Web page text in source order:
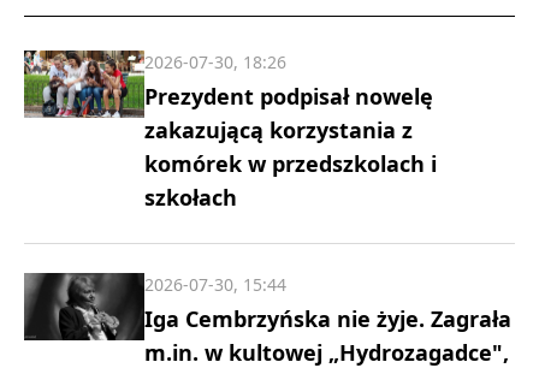
Prezydent podpisał nowelę
zakazującą korzystania z
komórek w przedszkolach i
szkołach
2026-07-30, 18:26
Iga Cembrzyńska nie żyje. Zagrała
m.in. w kultowej „Hydrozagadce",
2026-07-30, 15:44